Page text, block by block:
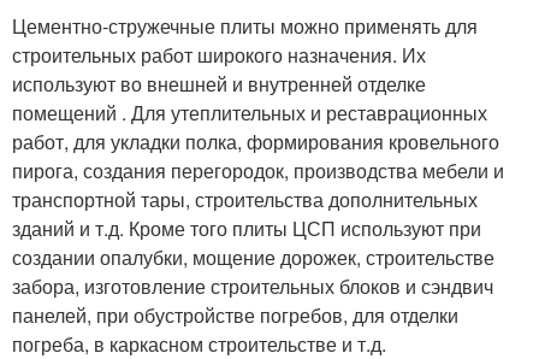
Цементно-стружечные плиты можно применять для
строительных работ широкого назначения. Их
используют во внешней и внутренней отделке
помещений . Для утеплительных и реставрационных
работ, для укладки полка, формирования кровельного
пирога, создания перегородок, производства мебели и
транспортной тары, строительства дополнительных
зданий и т.д. Кроме того плиты ЦСП используют при
создании опалубки, мощение дорожек, строительстве
забора, изготовление строительных блоков и сэндвич
панелей, при обустройстве погребов, для отделки
погреба, в каркасном строительстве и т.д.